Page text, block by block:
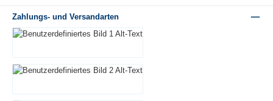
Zahlungs- und Versandarten